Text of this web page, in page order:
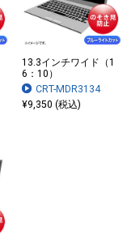
13.3インチワイド（1
6：10）
CRT-MDR3134
¥9,350 (税込)